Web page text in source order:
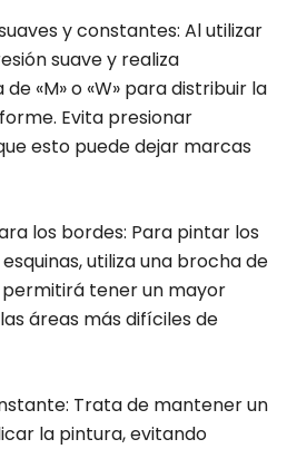
y constantes: Al utilizar
suave y realiza
«M» o «W» para distribuir la
Evita presionar
esto puede dejar marcas
los bordes: Para pintar los
utiliza una brocha de
tener un mayor
áreas más difíciles de
Trata de mantener un
la pintura, evitando